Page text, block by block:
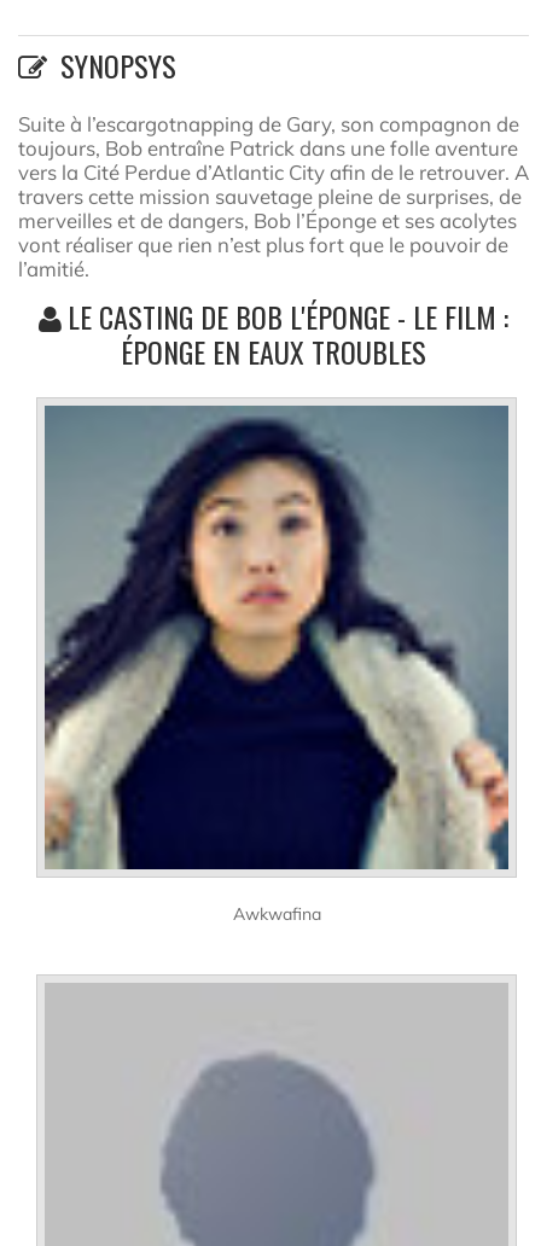
SYNOPSYS
Suite à l’escargotnapping de Gary, son compagnon de
toujours, Bob entraîne Patrick dans une folle aventure
vers la Cité Perdue d’Atlantic City afin de le retrouver. A
travers cette mission sauvetage pleine de surprises, de
merveilles et de dangers, Bob l’Éponge et ses acolytes
vont réaliser que rien n’est plus fort que le pouvoir de
l’amitié.
LE CASTING DE BOB L'ÉPONGE - LE FILM :
ÉPONGE EN EAUX TROUBLES
Awkwafina